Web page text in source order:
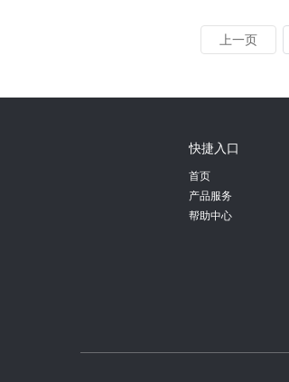
上一页
快捷入口
首页
产品服务
帮助中心